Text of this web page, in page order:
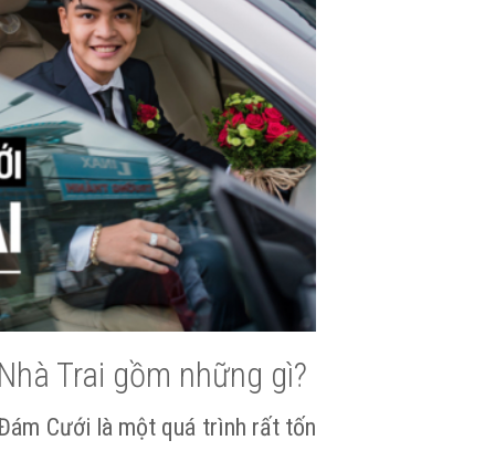
Trai gồm những gì?
Cưới là một quá trình rất tốn